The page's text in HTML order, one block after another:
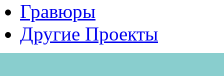
Гравюры
Другие Проекты